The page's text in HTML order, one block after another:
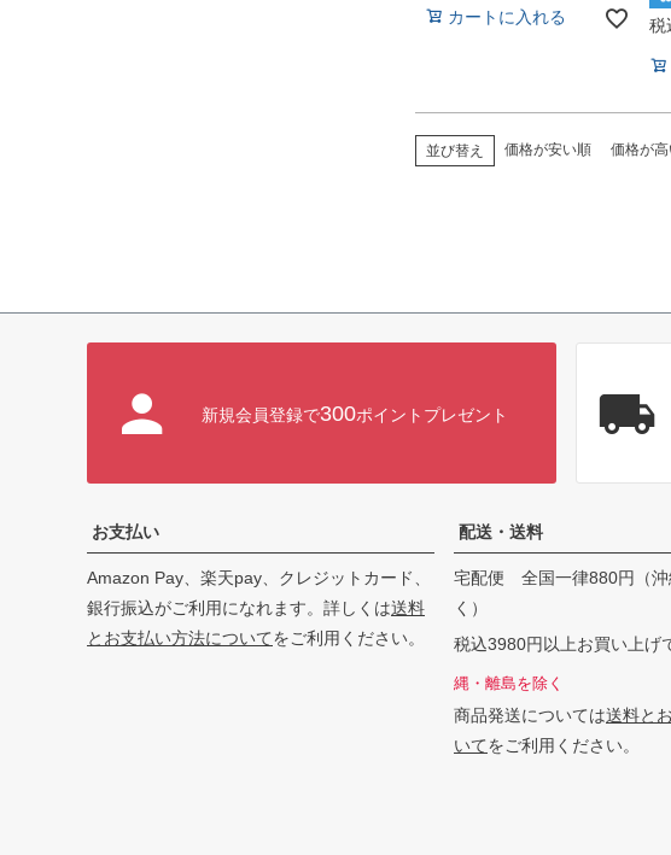
カートに入れる 税
並び替え 価格が安い順 価格が
新規会員登録で300ポイントプレゼント
お支払い
Amazon Pay、楽天pay、クレジットカード、
銀行振込がご利用になれます。詳しくは送料
とお支払い方法についてをご利用ください。
配送・送料
宅配便 全国一律880円（沖
く）
税込3980円以上お買い上げ
縄・離島を除く
商品発送については送料と
いてをご利用ください。